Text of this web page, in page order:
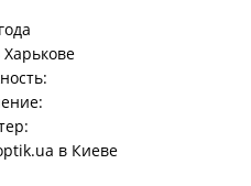
Харькове
в Киеве